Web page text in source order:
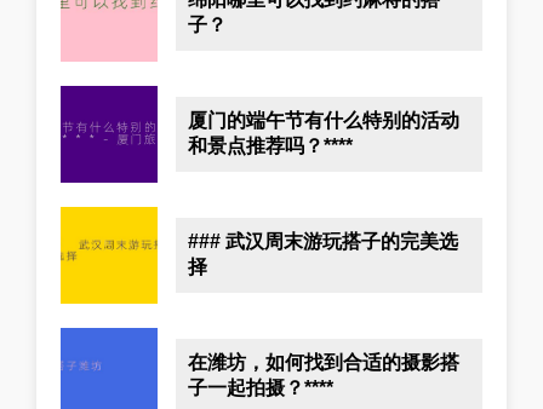
子？
厦门的端午节有什么特别的活动
和景点推荐吗？****
### 武汉周末游玩搭子的完美选
择
在潍坊，如何找到合适的摄影搭
子一起拍摄？****